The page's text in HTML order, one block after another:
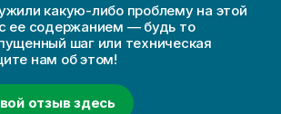
какую-либо проблему на этой
ее содержанием — будь то
шаг или техническая
нам об этом!
отзыв здесь